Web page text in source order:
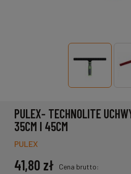
PULEX- TECHNOLITE
35CM I 45CM
PULEX
Cena brutto:
41,80 zł